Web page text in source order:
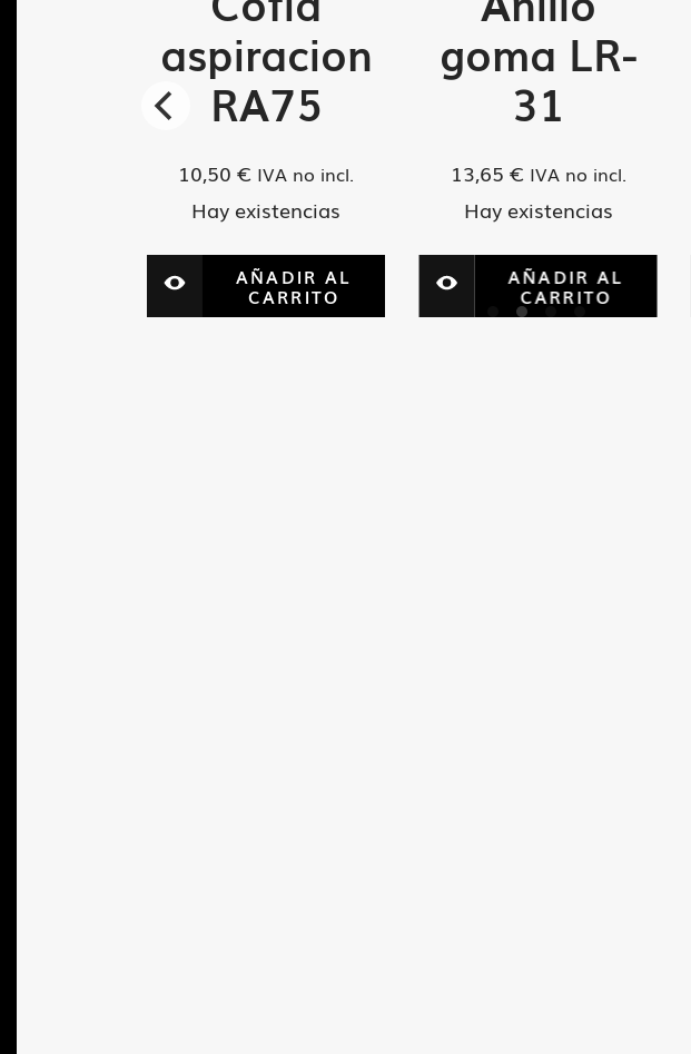
aspiracion
RA75
10,50€ IVA no incl.
Hay existencias
AÑADIR AL
CARRITO
goma LR-
31
13,65 € IVA no incl.
Hay existencias
AÑADIR AL
CARRITO